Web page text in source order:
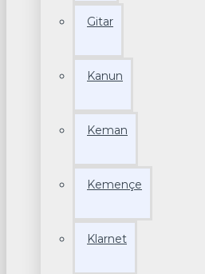
Gitar
Kanun
Keman
Kemençe
Klarnet